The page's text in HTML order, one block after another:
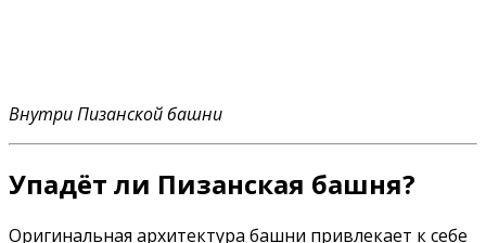
Внутри Пизанской башни
Упадёт ли Пизанская башня?
Оригинальная архитектура башни привлекает к себе